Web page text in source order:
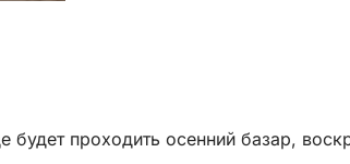
проходить осенний базар,